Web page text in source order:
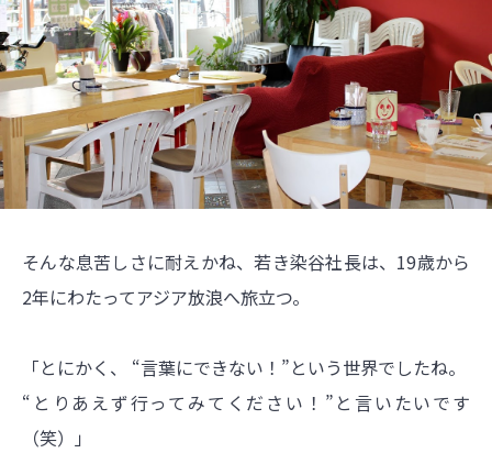
そんな息苦しさに耐えかね、若き染谷社長は、19歳から
2年にわたってアジア放浪へ旅立つ。
「とにかく、 “言葉にできない！”という世界でしたね。
“とりあえず行ってみてください！”と言いたいです
（笑）」